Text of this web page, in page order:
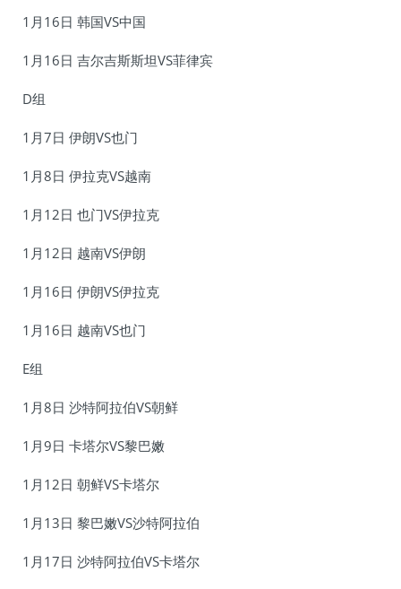
1月16日 韩国VS中国
1月16日 吉尔吉斯斯坦VS菲律宾
D组
1月7日 伊朗VS也门
1月8日 伊拉克VS越南
1月12日 也门VS伊拉克
1月12日 越南VS伊朗
1月16日 伊朗VS伊拉克
1月16日 越南VS也门
E组
1月8日 沙特阿拉伯VS朝鲜
1月9日 卡塔尔VS黎巴嫩
1月12日 朝鲜VS卡塔尔
1月13日 黎巴嫩VS沙特阿拉伯
1月17日 沙特阿拉伯VS卡塔尔